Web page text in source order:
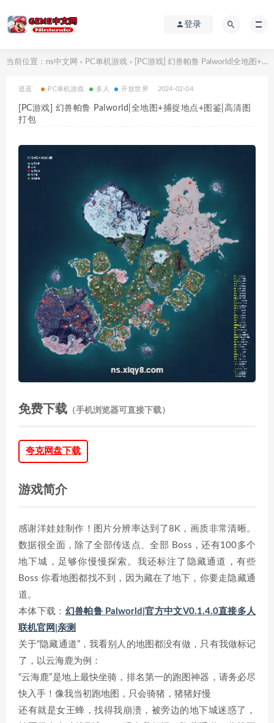
登录
当前位置： ns中文网 > PC单机游戏 > [PC游戏] 幻兽帕鲁 Palworld|全地图+捕捉地点+图鉴|高清图打包
逍遥 PC单机游戏 多人 开放世界 2024-02-04
[PC游戏] 幻兽帕鲁 Palworld|全地图+捕捉地点+图鉴|高清图
打包
免费下载 （手机浏览器可直接下载）
夸克网盘下载
游戏简介
感谢洋娃娃制作！图片分辨率达到了8K，画质非常清晰。
数据很全面，除了全部传送点、全部 Boss，还有100多个
地下城，足够你慢慢探索。我还标注了隐藏通道，有些
Boss 你看地图都找不到，因为藏在了地下，你要走隐藏通
道。
本体下载： 幻兽帕鲁 Palworld|官方中文V0.1.4.0直接多人
联机官网|亲测
关于“隐藏通道”，我看别人的地图都没有做，只有我做标记
了，以云海鹿为例：
“云海鹿”是地上最快坐骑，排名第一的跑图神器，请务必尽
快入手！像我当初跑地图，只会骑猪，猪猪好慢
还有就是女王蜂，找得我崩溃，被旁边的地下城迷惑了，